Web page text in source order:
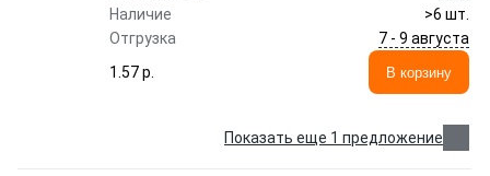
Наличие
>6 шт.
Отгрузка
7 - 9 августа
1.57 p.
В корзину
Показать еще 1 предложение